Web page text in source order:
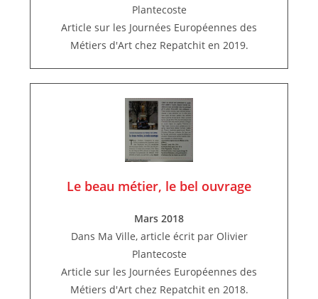
Plantecoste
Article sur les Journées Européennes des
Métiers d'Art chez Repatchit en 2019.
Le beau métier, le bel ouvrage
Mars 2018
Dans Ma Ville, article écrit par Olivier
Plantecoste
Article sur les Journées Européennes des
Métiers d'Art chez Repatchit en 2018.